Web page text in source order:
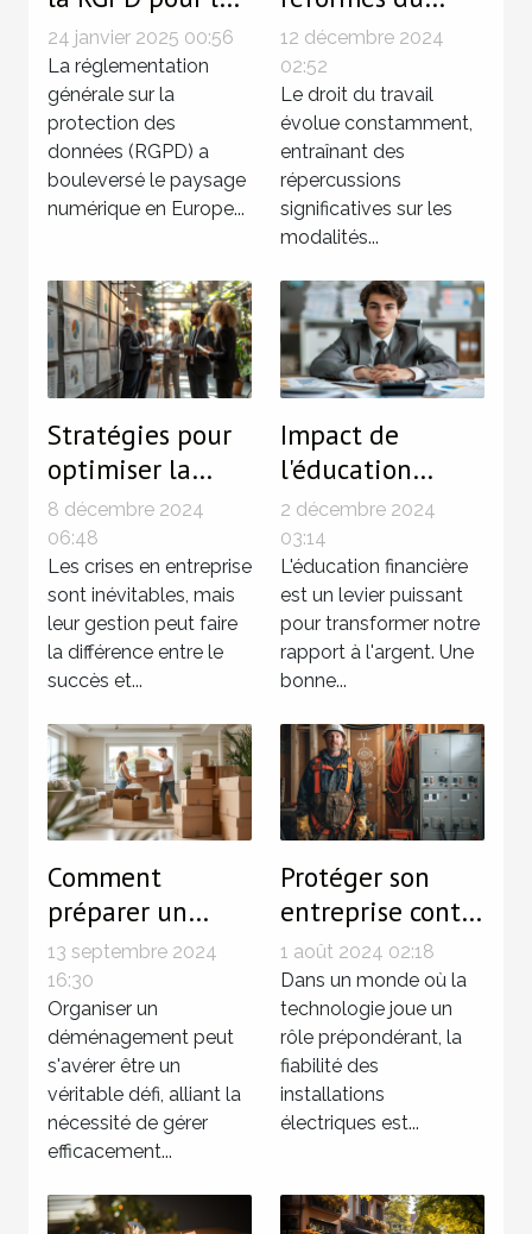
startups en
France
24 janvier 2025 00:56
La réglementation
générale sur la
protection des
données (RGPD) a
bouleversé le paysage
numérique en Europe...
droit du travail
sur les contrats à
durée
déterminée
12 décembre 2024
02:52
Le droit du travail
évolue constamment,
entraînant des
répercussions
significatives sur les
modalités...
Stratégies pour
optimiser la
gestion de crise
en entreprise
8 décembre 2024
06:48
Les crises en entreprise
sont inévitables, mais
leur gestion peut faire
la différence entre le
succès et...
Impact de
l'éducation
financière sur la
gestion des
finances
personnelles
2 décembre 2024
03:14
L'éducation financière
est un levier puissant
pour transformer notre
rapport à l'argent. Une
bonne...
Comment
préparer un
déménagement
efficace et
économique
13 septembre 2024
16:30
Organiser un
déménagement peut
s'avérer être un
véritable défi, alliant la
nécessité de gérer
efficacement...
Protéger son
entreprise contre
les erreurs en
installations
électriques
1 août 2024 02:18
Dans un monde où la
technologie joue un
rôle prépondérant, la
fiabilité des
installations
électriques est...